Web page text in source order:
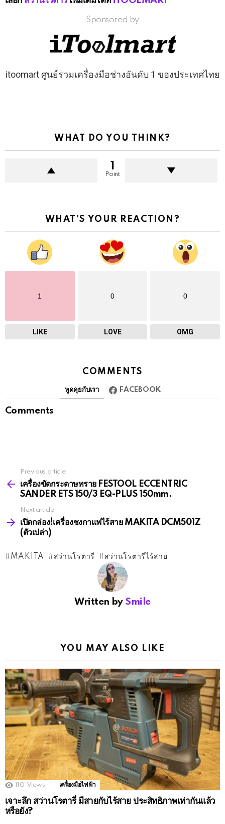
Sponsored by
itoomart ศูนย์รวมเครื่องมือช่างอันดับ 1 ของประเทศไทย
WHAT DO YOU THINK?
Point
WHAT'S YOUR REACTION?
1
LIKE
0
LOVE
0
OMG
COMMENTS
พูดคุยกับเรา FACEBOOK
Comments
more
Previous article
เครื่องขัดกระดาษทราย FESTOOL ECCENTRIC
SANDER ETS 150/3 EQ-PLUS 150mm.
Next article
เปิดกล่อง!เครื่องชงกาแฟไร้สาย MAKITA DCM501Z
(ตัวเปล่า)
MAKITA สว่านโรตารี่ สว่านโรตารี่ไร้สาย
Written by Smile
YOU MAY ALSO LIKE
110 Views เครื่องมือไฟฟ้า
เจาะลึก สว่านโรตารี่ มีสายกับไร้สาย ประสิทธิภาพเท่ากันแล้ว
หรือยัง?